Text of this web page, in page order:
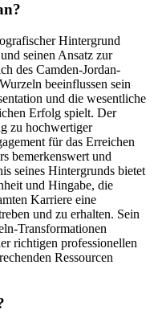
Hintergrund
seinen Ansatz zur
des Camden-Jordan-
beeinflussen sein
und die wesentliche
Erfolg spielt. Der
zu hochwertiger
für das Erreichen
bemerkenswert und
seines Hintergrunds bietet
und Hingabe, die
Karriere eine
und zu erhalten. Sein
Transformationen
richtigen professionellen
Ressourcen